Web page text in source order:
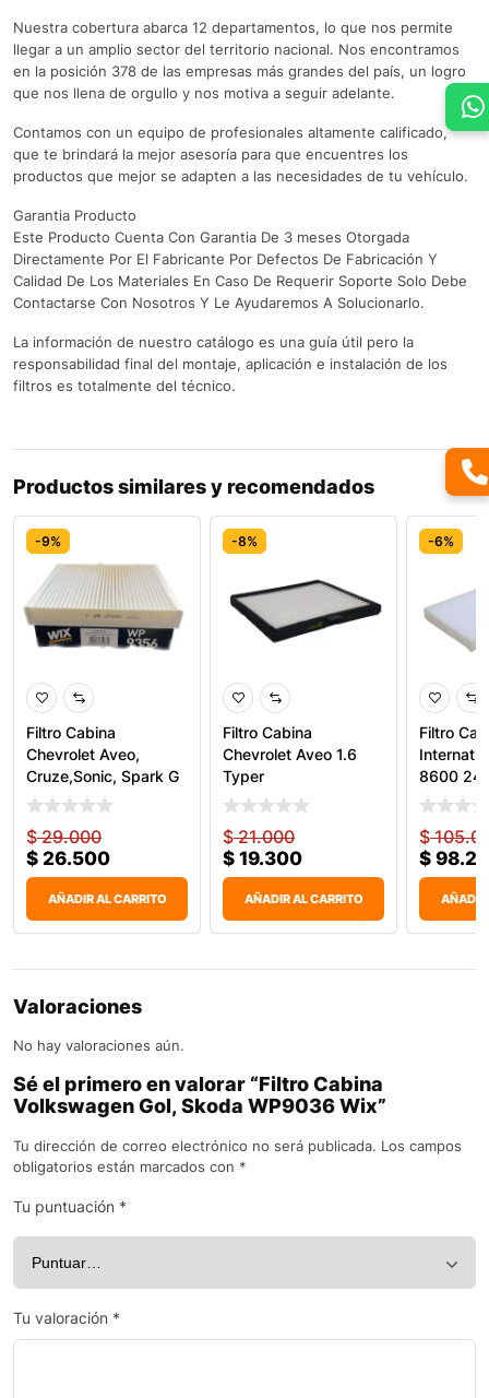
Nuestra cobertura abarca 12 departamentos, lo que nos permite
llegar a un amplio sector del territorio nacional. Nos encontramos
en la posición 378 de las empresas más grandes del país, un logro
que nos llena de orgullo y nos motiva a seguir adelante.
Contamos con un equipo de profesionales altamente calificado,
que te brindará la mejor asesoría para que encuentres los
productos que mejor se adapten a las necesidades de tu vehículo.
Garantia Producto
Este Producto Cuenta Con Garantia De 3 meses Otorgada
Directamente Por El Fabricante Por Defectos De Fabricación Y
Calidad De Los Materiales En Caso De Requerir Soporte Solo Debe
Contactarse Con Nosotros Y Le Ayudaremos A Solucionarlo.
La información de nuestro catálogo es una guía útil pero la
responsabilidad final del montaje, aplicación e instalación de los
filtros es totalmente del técnico.
Productos similares y recomendados
-9%
Filtro Cabina
Chevrolet Aveo,
Cruze,Sonic, Spark G
WP9356
$29.000
$ 26.500
AÑADIR AL CARRITO
-8%
Filtro Cabina
Chevrolet Aveo 1.6
Typer
$21.000
$ 19.300
AÑADIR AL CARRITO
-6%
Filtro
8600
$
$
AÑADIR
Valoraciones
No hay valoraciones aún.
Sé el primero en valorar “Filtro Cabina
Volkswagen Gol, Skoda WP9036 Wix”
Tu dirección de correo electrónico no será publicada. Los campos
obligatorios están marcados con *
Tu puntuación *
Tu valoración *